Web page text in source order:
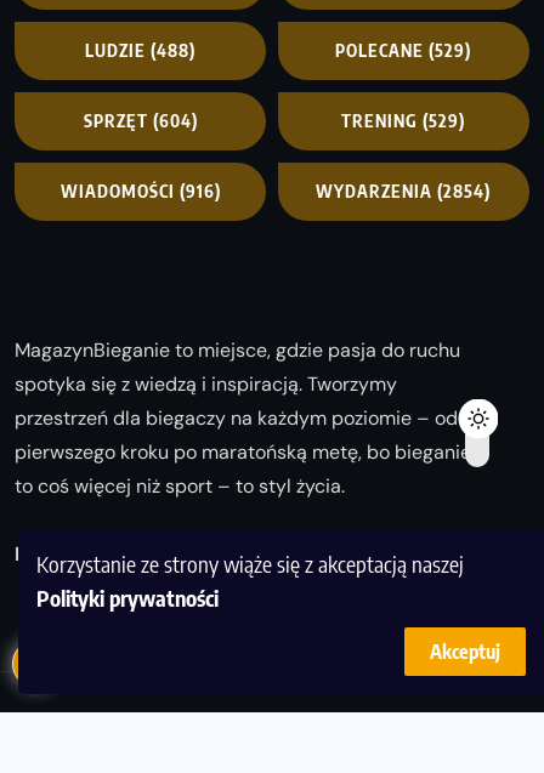
Korzystanie ze strony wiąże się z akceptacją naszej
Polityki prywatności
Akceptuj
LUDZIE (488) POLECANE (529)
SPRZĘT (604) TRENING (529)
WIADOMOŚCI (916) WYDARZENIA (2854)
MagazynBieganie to miejsce, gdzie pasja do ruchu
spotyka się z wiedzą i inspiracją. Tworzymy
przestrzeń dla biegaczy na każdym poziomie – od
pierwszego kroku po maratońską metę, bo bieganie
to coś więcej niż sport – to styl życia.
Biegaj z nami i odkrywaj swoją najlepszą wersję!